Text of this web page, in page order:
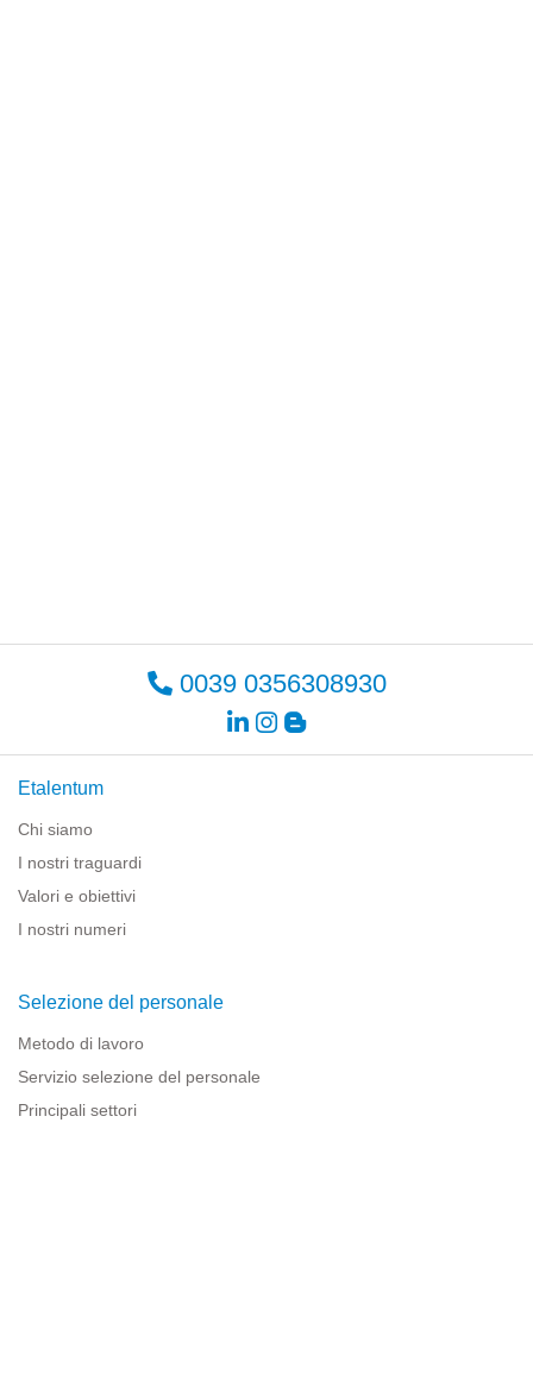
0039 0356308930
Etalentum
Chi siamo
I nostri traguardi
Valori e obiettivi
I nostri numeri
Selezione del personale
Metodo di lavoro
Servizio selezione del personale
Principali settori